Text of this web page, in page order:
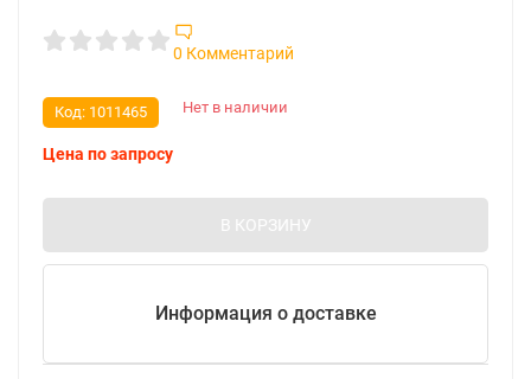
0 Комментарий
Нет в наличии
Код: 1011465
Цена по запросу
В КОРЗИНУ
Информация о доставке